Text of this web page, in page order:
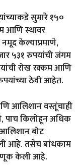
सुमारे १५०
आणि स्थावर
नमूद केल्याप्रमाणे,
५३१ रुपयांची जंगम
रोख रक्कम आणि
ठेवी आहेत.
आलिशान वस्तूंचाही
पाच किलोहून अधिक
बोट
आहे. तसेच बांधकाम
केली आहे.